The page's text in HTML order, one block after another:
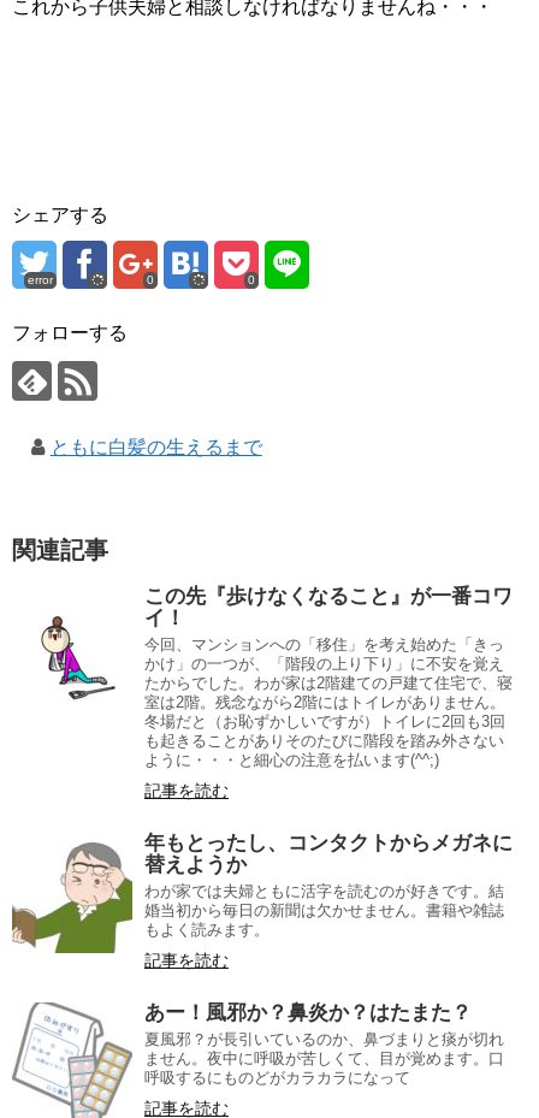
これから子供夫婦と相談しなければなりませんね・・・
シェアする
error 0 0
フォローする
ともに白髪の生えるまで
関連記事
この先『歩けなくなること』が一番コワ
イ！
今回、マンションへの「移住」を考え始めた「きっ
かけ」の一つが、「階段の上り下り」に不安を覚え
たからでした。わが家は2階建ての戸建て住宅で、寝
室は2階。残念ながら2階にはトイレがありません。
冬場だと（お恥ずかしいですが）トイレに2回も3回
も起きることがありそのたびに階段を踏み外さない
ように・・・と細心の注意を払います(^^;)
記事を読む
年もとったし、コンタクトからメガネに
替えようか
わが家では夫婦ともに活字を読むのが好きです。結
婚当初から毎日の新聞は欠かせません。書籍や雑誌
もよく読みます。
記事を読む
あー！風邪か？鼻炎か？はたまた？
夏風邪？が長引いているのか、鼻づまりと痰が切れ
ません。夜中に呼吸が苦しくて、目が覚めます。口
呼吸するにものどがカラカラになって
記事を読む